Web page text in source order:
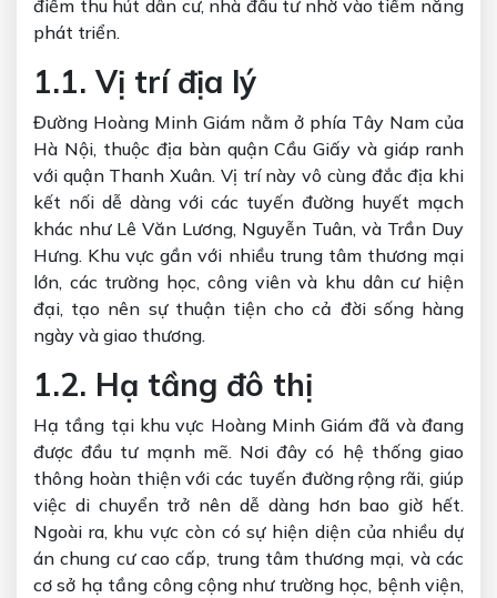
điểm thu hút dân cư, nhà đầu tư nhờ vào tiềm năng
phát triển.
1.1. Vị trí địa lý
Đường Hoàng Minh Giám nằm ở phía Tây Nam của
Hà Nội, thuộc địa bàn quận Cầu Giấy và giáp ranh
với quận Thanh Xuân. Vị trí này vô cùng đắc địa khi
kết nối dễ dàng với các tuyến đường huyết mạch
khác như Lê Văn Lương, Nguyễn Tuân, và Trần Duy
Hưng. Khu vực gần với nhiều trung tâm thương mại
lớn, các trường học, công viên và khu dân cư hiện
đại, tạo nên sự thuận tiện cho cả đời sống hàng
ngày và giao thương.
1.2. Hạ tầng đô thị
Hạ tầng tại khu vực Hoàng Minh Giám đã và đang
được đầu tư mạnh mẽ. Nơi đây có hệ thống giao
thông hoàn thiện với các tuyến đường rộng rãi, giúp
việc di chuyển trở nên dễ dàng hơn bao giờ hết.
Ngoài ra, khu vực còn có sự hiện diện của nhiều dự
án chung cư cao cấp, trung tâm thương mại, và các
cơ sở hạ tầng công cộng như trường học, bệnh viện,